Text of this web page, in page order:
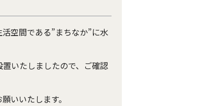
空間である”まちなか”に水
いたしましたので、ご確認
いいたします。